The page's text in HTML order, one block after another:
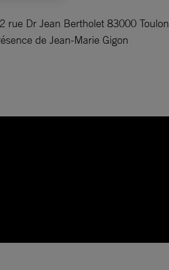
rue Dr Jean Bertholet 83000 Toulon
de Jean-Marie Gigon